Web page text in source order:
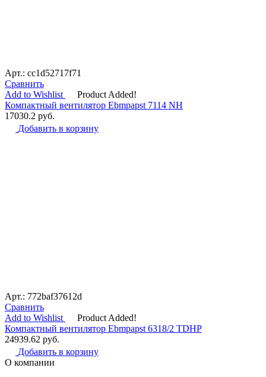
Арт.: cc1d52717f71
Сравнить
Add to Wishlist
Product Added!
Компактный вентилятор Ebmpapst 7114 NH
17030.2 руб.
Добавить в корзину
Арт.: 772baf37612d
Сравнить
Add to Wishlist
Product Added!
Компактный вентилятор Ebmpapst 6318/2 TDHP
24939.62 руб.
Добавить в корзину
О компании